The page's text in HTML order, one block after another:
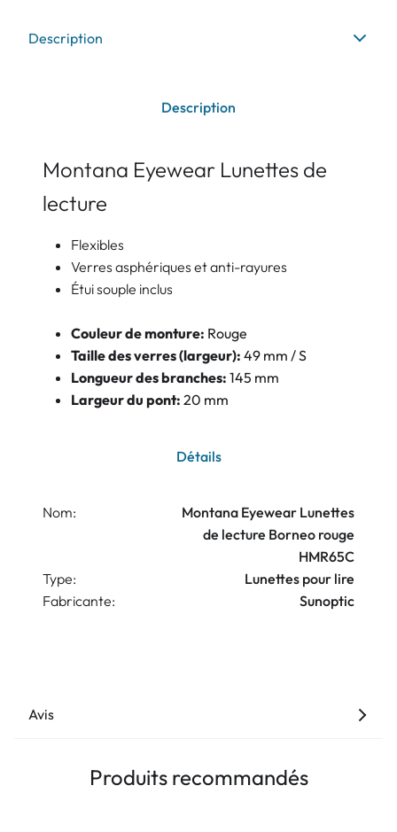
Description
Description
Montana Eyewear Lunettes de
lecture
Flexibles
Verres asphériques et anti-rayures
Étui souple inclus
Couleur de monture: Rouge
Taille des verres (largeur): 49 mm / S
Longueur des branches: 145 mm
Largeur du pont: 20 mm
Détails
Nom:
Montana Eyewear Lunettes
de lecture Borneo rouge
HMR65C
Type:
Lunettes pour lire
Fabricante:
Sunoptic
Avis
Produits recommandés